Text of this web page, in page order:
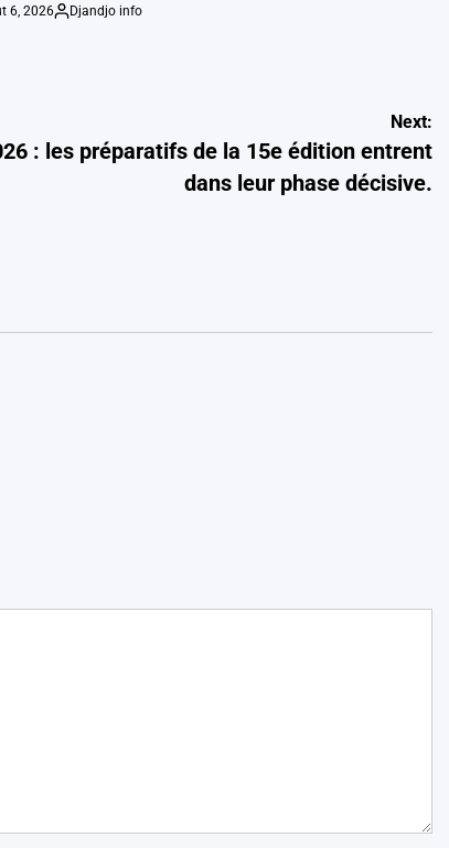
6, 2026
Posted
Djandjo info
Next:
: les préparatifs de la 15e édition entrent
dans leur phase décisive.